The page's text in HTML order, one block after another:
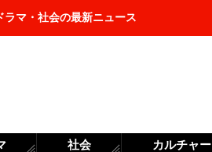
ラマ・社会の最新ニュース
社会 カルチャー